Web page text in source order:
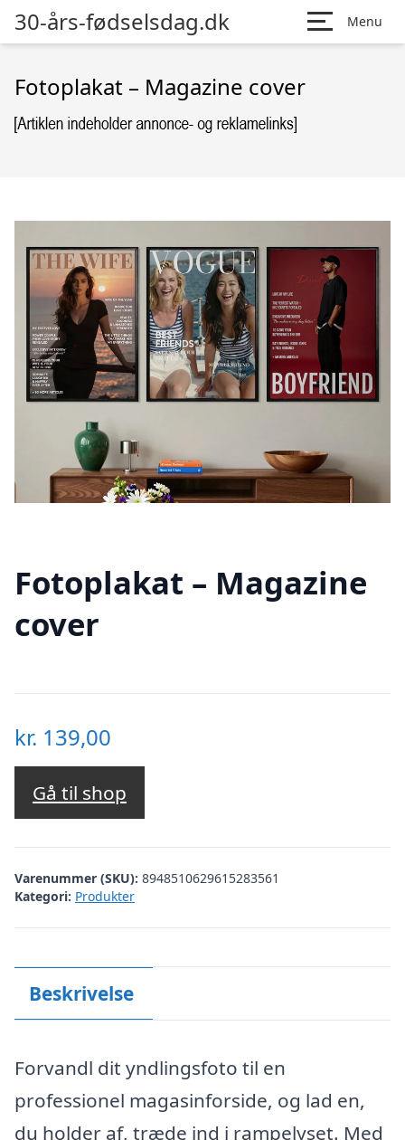
30-års-fødselsdag.dk Menu
Fotoplakat – Magazine cover
Fotoplakat – Magazine
cover
kr. 139,00
Gå til shop
Varenummer (SKU): 8948510629615283561
Kategori: Produkter
Beskrivelse
Forvandl dit yndlingsfoto til en
professionel magasinforside, og lad en,
du holder af, træde ind i rampelyset. Med